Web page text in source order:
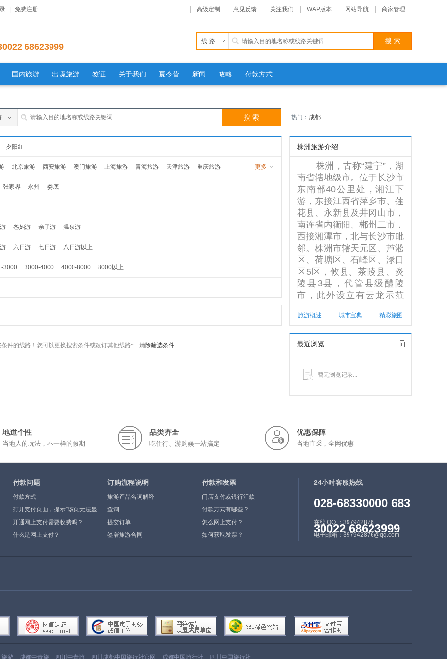
免费注册 高级定制 意见反馈 关注我们 WAP版本 网站导航 商家管理
68623999
线路
国内旅游 出境旅游 签证 关于我们 夏令营 新闻 攻略 付款方式
热门： 成都
夕阳红
北京旅游 西安旅游 澳门旅游 上海旅游 青海旅游 天津旅游
重庆旅游
陕西旅游 安徽旅游
更多
张家界 永州 娄底
爸妈游 亲子游 温泉游
六日游 七日游 八日游以上
3000 3000-4000 4000-8000 8000以上
件的线路！您可以更换搜索条件或改订其他线路~ 清除筛选条件
株洲旅游介绍
株洲，古称“建宁”，湖
南省辖地级市。位于长沙市
东南部40公里处，湘江下
游，东接江西省萍乡市、莲
花县、永新县及井冈山市，
南连省内衡阳、郴州二市，
西接湘潭市，北与长沙市毗
邻。株洲市辖天元区、芦淞
区、荷塘区、石峰区、渌口
区5区，攸县、茶陵县、炎
陵县3县，代管县级醴陵
市，此外设立有云龙示范
区，总面积11262平方公
里。2016年总人口401.6万
人。株洲是新中国成立后首
批重点建设的八个工业城市
之一，是中国老工业基地。
交汇成为中国重要的“十字
长株潭两型社会建设综合配
外株洲还拥有国家绿化城
市、国家卫生城市、国家文
明城市、国家园林城市等荣
完成地区生产总值2512.5亿
高于全国平均水平1.2个百
分点，与全省平均水平持
平。2017年，株洲市复查
确认继续保留全国文明城市
荣誉称号。2018年4月2
创新型城市建设的名单，全
式批复同意撤销株洲县，设
立株洲市渌口区。
旅游概述 城市宝典 精彩旅图
最近浏览
暂无浏览记录...
地道个性
当地人的玩法，不一样的假期
品类齐全
吃住行、游购娱一站搞定
优惠保障
当地直采，全网优惠
付款问题
付款方式
打开支付页面，提示”该页无法显
示”或空白页，可能是什么原因？
开通网上支付需要收费吗？
什么是网上支付？
订购流程说明
旅游产品名词解释
查询
提交订单
签署旅游合同
付款和发票
门店支付或银行汇款
付款方式有哪些？
怎么网上支付？
如何获取发票？
24小时客服热线
028-68330000 683
30022 68623999
在线 QQ ：397942876
电子邮箱：397942876@qq.com
游 成都中青旅 四川中青旅 四川成都中国旅行社官网 成都中国旅行社 四川中国旅行社